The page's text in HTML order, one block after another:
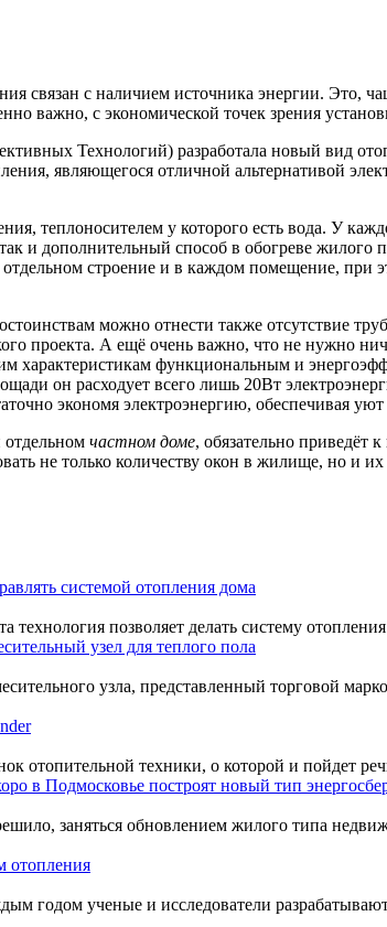
связан с наличием источника энергии. Это,
важно, с экономической точек зрения
Технологий) разработала новый вид
являющегося отличной альтернативой
теплоносителем у которого есть вода. У
и дополнительный способ в обогреве
строение и в каждом помещение,
можно отнести также отсутствие
проекта. А ещё очень важно, что не нужно
характеристикам функциональным и
он расходует всего лишь 20Вт
экономя электроэнергию, обеспечивая
отдельном частном доме, обязательно
не только количеству окон в жилище, но
системой отопления дома
позволяет делать систему
узел для теплого пола
узла, представленный торговой
техники, о которой и пойдет
в Подмосковье построят новый тип
заняться обновлением жилого типа
отопления
годом ученые и исследователи